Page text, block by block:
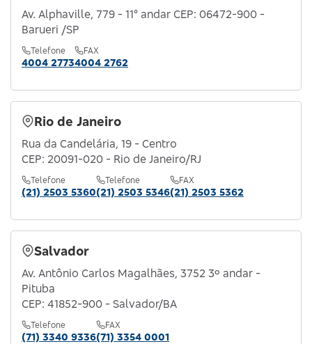
Av. Alphaville, 779 - 11° andar CEP: 06472-900 -
Barueri /SP
Telefone
4004 2773
FAX
4004 2762
Rio de Janeiro
Rua da Candelária, 19 - Centro
CEP: 20091-020 - Rio de Janeiro/RJ
Telefone
(21) 2503 5360
Telefone
(21) 2503 5346
FAX
(21) 2503 5362
Salvador
Av. Antônio Carlos Magalhães, 3752 3º andar -
Pituba
CEP: 41852-900 - Salvador/BA
Telefone
(71) 3340 9336
FAX
(71) 3354 0001